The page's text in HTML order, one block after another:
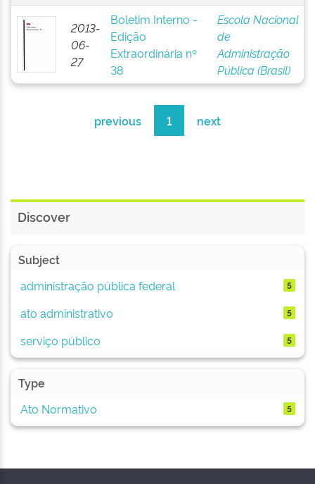
2013-
06-
27
Boletim Interno -
Edição
Extraordinária nº
38
Escola Nacional
de
Administração
Pública (Brasil)
previous 1 next
Discover
Subject
administração pública federal
5
ato administrativo 5
serviço público 5
Type
Ato Normativo
5